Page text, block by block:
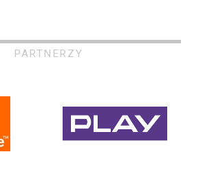
PARTNERZY